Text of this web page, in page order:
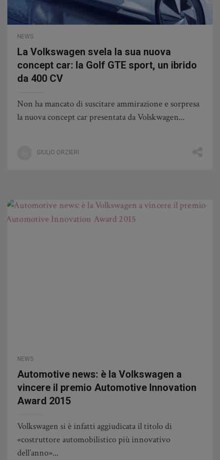
NEWS
La Volkswagen svela la sua nuova
concept car: la Golf GTE sport, un ibrido
da 400 CV
Non ha mancato di suscitare ammirazione e sorpresa
la nuova concept car presentata da Volskwagen...
GIULIO ORZIERI
NEWS
Automotive news: è la Volkswagen a
vincere il premio Automotive Innovation
Award 2015
Volkswagen si è infatti aggiudicata il titolo di
«costruttore automobilistico più innovativo
dell’anno»...